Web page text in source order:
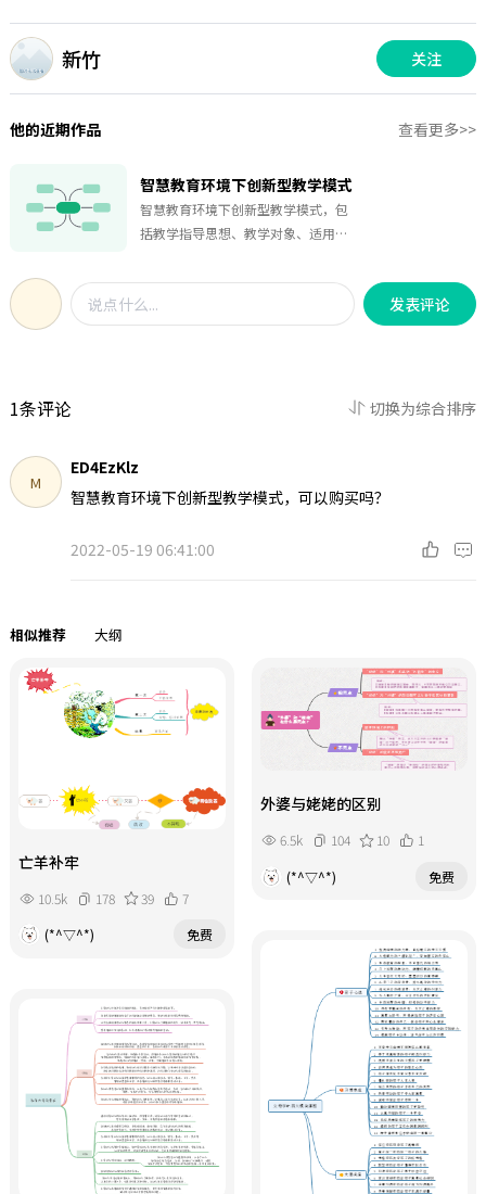
新竹 关注
他的近期作品 查看更多>>
智慧教育环境下创新型教学模式
智慧教育环境下创新型教学模式，包
括教学指导思想、教学对象、适用学
具、应用策略等。
发表评论
1条评论 切换为综合排序
M
ED4EzKlz
智慧教育环境下创新型教学模式，可以购买吗？
2022-05-19 06:41:00
相似推荐 大纲
亡羊补牢
10.5k 178 39
7
(*^▽^*)
免费
外婆与姥姥的区别
6.5k 104 10
1
(*^▽^*)
免费